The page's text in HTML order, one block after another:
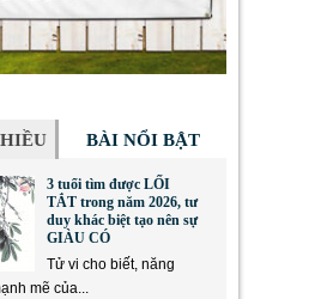
BÀI NỔI BẬT
3 tuổi tìm được LỐI
TẮT trong năm 2026, tư
duy khác biệt tạo nên sự
GIÀU CÓ
Tử vi cho biết, năng
mẽ của...